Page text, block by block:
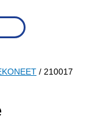
/ 210017